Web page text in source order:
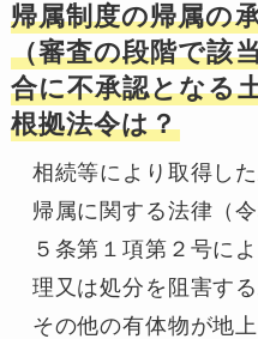
帰属制度の帰属の
（審査の段階で該
合に不承認となる
根拠法令は？
相続等により取得し
帰属に関する法律（
５条第１項第２号に
理又は処分を阻害す
その他の有体物が地